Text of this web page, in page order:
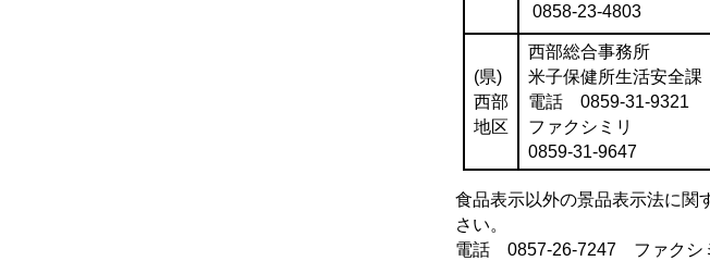
0858-23-4803
(県)
西部
地区
西部総合事務所
米子保健所生活安全課
電話 0859-31-9321
ファクシミリ
0859-31-9647
食品表示以外の景品表示法に関
さい。
電話 0857-26-7247 ファクシ